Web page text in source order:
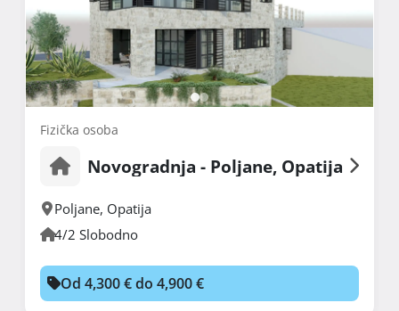
Fizička osoba
Novogradnja - Poljane, Opatija
Poljane, Opatija
4/2 Slobodno
Od 4,300 € do 4,900 €